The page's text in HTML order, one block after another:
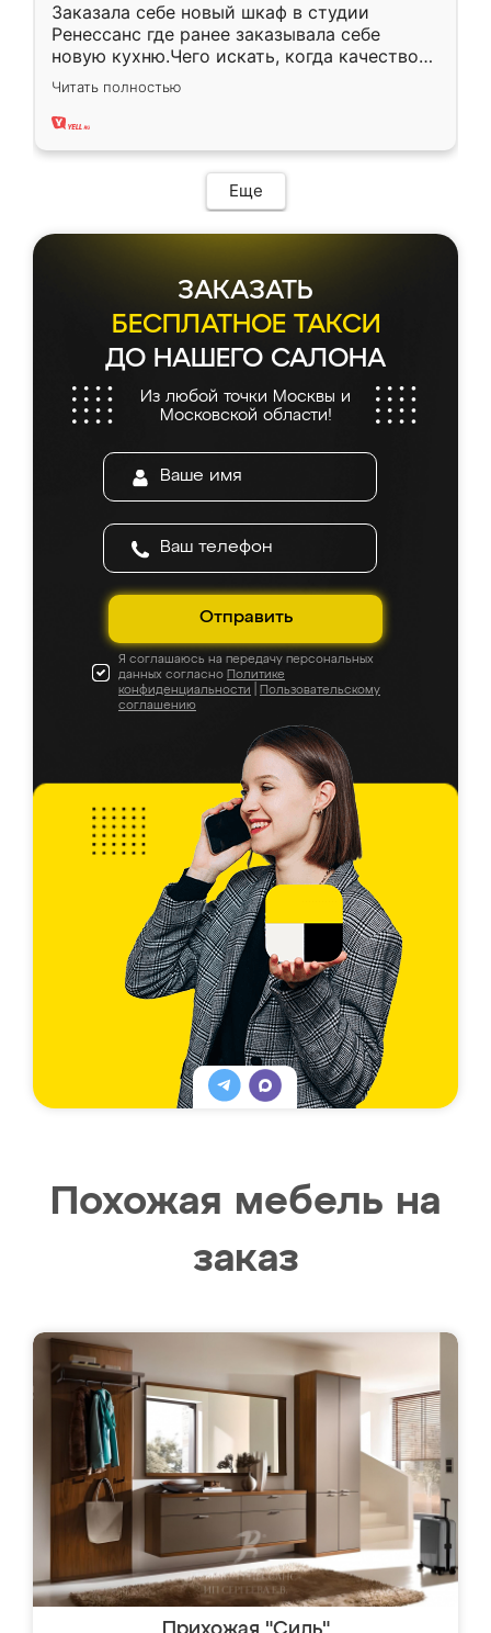
Заказала себе новый шкаф в студии
Ренессанс где ранее заказывала себе
новую кухню.Чего искать, когда качеством
вполне довольна. Служит кухня уже почти
два года, нареканий нет.
Читать полностью
Еще
ЗАКАЗАТЬ
БЕСПЛАТНОЕ ТАКСИ
ДО НАШЕГО САЛОНА
Из любой точки Москвы и
Московской области!
Отправить
Я соглашаюсь на передачу персональных
данных согласно Политике
конфиденциальности
Пользовательскому
соглашению
Похожая мебель на
заказ